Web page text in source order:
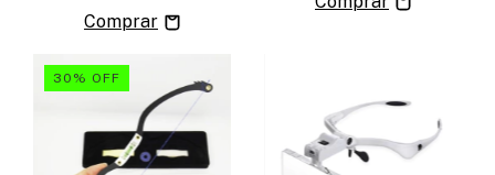
30 % OFF